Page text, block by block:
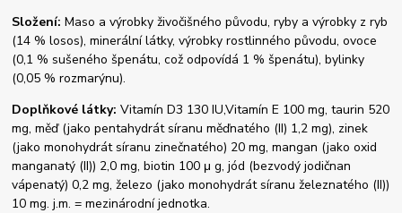
Složení:Maso a výrobky živočišného původu, ryby a výrobky z ryb
(14 % losos), minerální látky, výrobky rostlinného původu, ovoce
(0,1 % sušeného špenátu, což odpovídá 1 % špenátu), bylinky
(0,05 % rozmarýnu).
Doplňkové látky:Vitamín D3 130 IU,Vitamín E 100 mg, taurin 520
mg, měď (jako pentahydrát síranu měďnatého (II) 1,2 mg), zinek
(jako monohydrát síranu zinečnatého) 20 mg, mangan (jako oxid
manganatý (II)) 2,0 mg, biotin 100 μ g, jód (bezvodý jodičnan
vápenatý) 0,2 mg, železo (jako monohydrát síranu železnatého (II))
10 mg. j.m. = mezinárodní jednotka.